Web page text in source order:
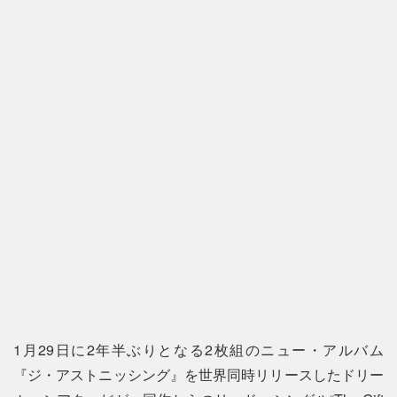
1月29日に2年半ぶりとなる2枚組のニュー・アルバム
『ジ・アストニッシング』を世界同時リリースしたドリー